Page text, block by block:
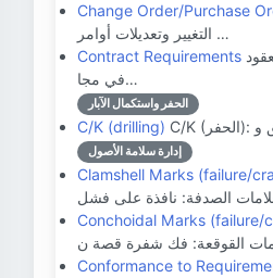
Change Order/Purchase
التغيير وتعديلات أوامر …
Contract Requirements
في مجا…
الحفر واستكمال الآبار
C/K (drilling)
إدارة سلامة الأصول
Clamshell Marks (failure/
Conchoidal Marks (failure/
Conformance to